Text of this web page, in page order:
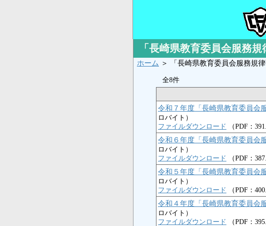
「長崎県教育委員会服務
ホーム ＞ 「長崎県教育委員会服務規
全8件
令和７年度「長崎県教育委員会
ロバイト）
ファイルダウンロード
（PDF：
令和６年度「長崎県教育委員会
ロバイト）
ファイルダウンロード
（PDF：
令和５年度「長崎県教育委員会
ロバイト）
ファイルダウンロード
（PDF：
令和４年度「長崎県教育委員会
ロバイト）
ファイルダウンロード
（PDF：